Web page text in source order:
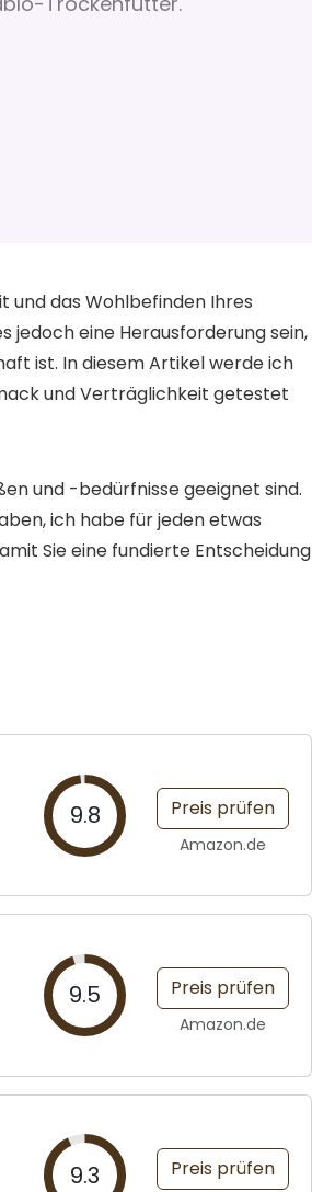
und das Wohlbefinden Ihres
jedoch eine Herausforderung sein,
ist. In diesem Artikel werde ich
und Verträglichkeit getestet
und -bedürfnisse geeignet sind.
ich habe für jeden etwas
Sie eine fundierte Entscheidung
9.8 Preis prüfen
Amazon.de
9.5 Preis prüfen
Amazon.de
9.3 Preis prüfen